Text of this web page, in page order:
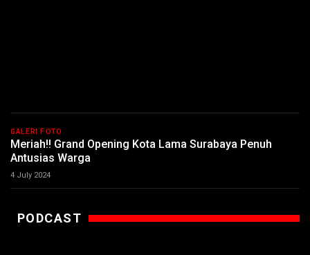
GALERI FOTO
Meriah!! Grand Opening Kota Lama Surabaya Penuh
Antusias Warga
4 July 2024
PODCAST